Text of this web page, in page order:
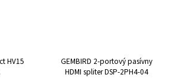
HV15
GEMBIRD 2-portový pasívny
HDMI spliter DSP-2PH4-04